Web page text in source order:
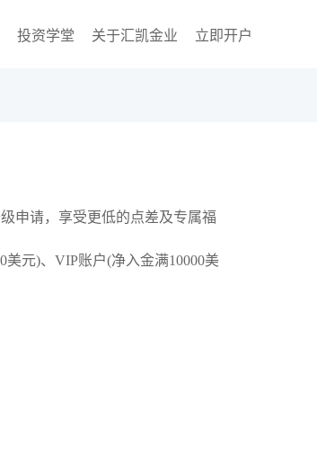
投资学堂 关于汇凯金业 立即开户
申请，享受更低的点差及专属福
元)、VIP账户(净入金满10000美